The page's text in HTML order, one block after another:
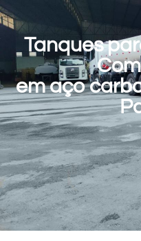
Tanques
em aço